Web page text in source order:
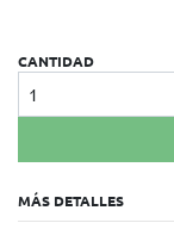
CANTIDAD
1
MÁS DETALLES